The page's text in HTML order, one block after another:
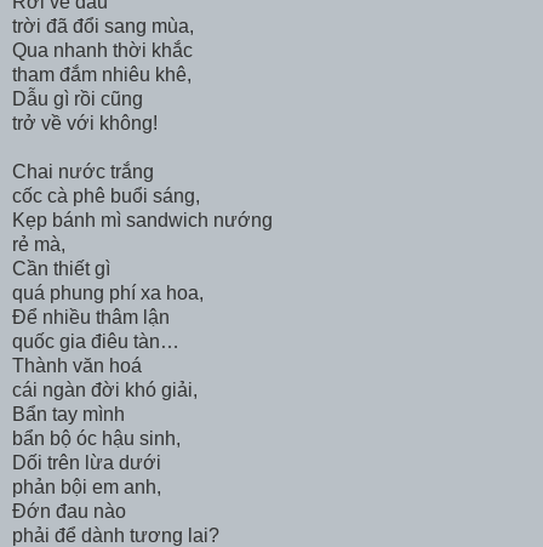
trời đã đổi sang mùa,
Qua nhanh thời khắc
tham đắm nhiêu khê,
Dẫu gì rồi cũng
trở về với không!
Chai nước trắng
cốc cà phê buổi sáng,
Kẹp bánh mì sandwich nướng
rẻ mà,
Cần thiết gì
quá phung phí xa hoa,
Để nhiều thâm lận
quốc gia điêu tàn…
Thành văn hoá
cái ngàn đời khó giải,
Bẩn tay mình
bẩn bộ óc hậu sinh,
Dối trên lừa dưới
phản bội em anh,
Đớn đau nào
phải để dành tương lai?